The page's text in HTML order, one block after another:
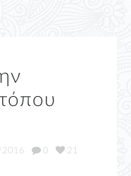
0 21